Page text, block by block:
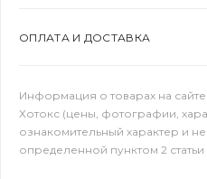
ОПЛАТА И ДОСТАВКА
Информация о товарах на
Хотокс (цены, фотографии,
ознакомительный характер и
определенной пунктом 2